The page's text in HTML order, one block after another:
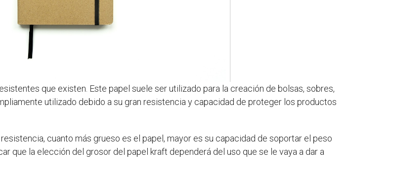
que existen. Este papel suele ser utilizado para la creación de bolsas, sobres,
utilizado debido a su gran resistencia y capacidad de proteger los productos
cuanto más grueso es el papel, mayor es su capacidad de soportar el peso
que la elección del grosor del papel kraft dependerá del uso que se le vaya a dar a